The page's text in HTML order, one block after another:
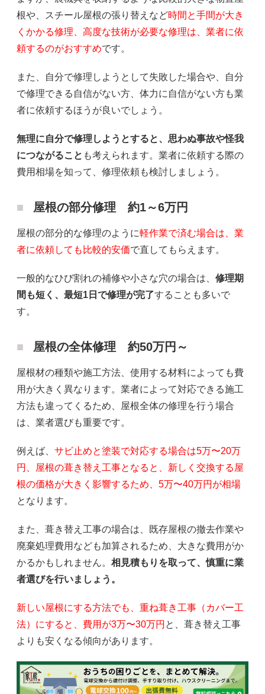
根や、スチール屋根の張り替えなど時間と手間が大き
くかかる修理、高度な技術が必要な修理は、業者に依
頼するのがおすすめです。
また、自分で修理しようとして失敗した場合や、自分
で修理できる自信がない方、体力に自信がない方も業
者に依頼するほうが良いでしょう。
無理に自分で修理しようとすると、思わぬ事故や怪我
につながること も考えられます。業者に依頼する際の
費用相場を知って、修理依頼も検討しましょう。
屋根の部分修理 約1～6万円
屋根の部分的な修理のように軽作業で済む場合は、業
者に依頼しても比較的安価で直してもらえます。
一般的なひび割れの補修や小さな穴の場合は、 修理期
間も短く、最短1日で修理が完了することも多いで
す。
屋根の全体修理 約50万円～
屋根材の種類や施工方法、使用する材料によっても費
用が大きく異なります。業者によって対応できる施工
方法も違ってくるため、屋根全体の修理を行う場合
は、業者選びも重要です。
例えば、 サビ止めと塗装で対応する場合は5万〜20万
円、屋根の葺き替え工事となると、新しく交換する屋
根の価格が大きく影響するため、5万〜40万円が相場
となります。
また、葺き替え工事の場合は、既存屋根の撤去作業や
廃棄処理費用なども加算されるため、大きな費用がか
かるかもしれません。 相見積もりを取って、慎重に業
者選びを行いましょう。
新しい屋根にする方法でも、重ね葺き工事（カバー工
法）にすると、費用が3万〜30万円 と、葺き替え工事
よりも安くなる傾向があります。